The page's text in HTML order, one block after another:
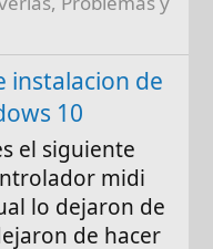
instalacion de
10
el siguiente
midi
lo dejaron de
de hacer